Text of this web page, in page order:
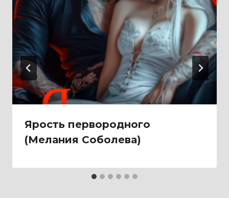
Ярость первородного
(Мелания Соболева)